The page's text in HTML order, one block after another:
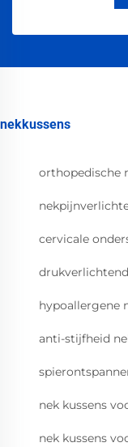
nekkussens
orthopedische
cervicale
hypoallergene
anti-stijfheid
nek kussens
nek kussens